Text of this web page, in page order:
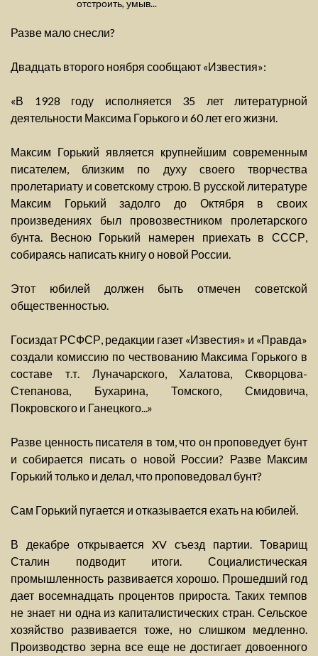
отстроить, умыв...
Разве мало снесли?
Двадцать второго ноября сообщают «Известия»:
«В 1928 году исполняется 35 лет литературной
деятельности Максима Горького и 60 лет его жизни.
Максим Горький является крупнейшим современным
писателем, близким по духу своего творчества
пролетариату и советскому строю. В русской литературе
Максим Горький задолго до Октября в своих
произведениях был провозвестником пролетарского
бунта. Весною Горький намерен приехать в СССР,
собираясь написать книгу о новой России.
Этот юбилей должен быть отмечен советской
общественностью.
Госиздат РСФСР, редакции газет «Известия» и «Правда»
создали комиссию по чествованию Максима Горького в
составе т.т. Луначарского, Халатова, Скворцова-
Степанова, Бухарина, Томского, Смидовича,
Покровского и Ганецкого...»
Разве ценность писателя в том, что он проповедует бунт
и собирается писать о новой России? Разве Максим
Горький только и делал, что проповедовал бунт?
Сам Горький пугается и отказывается ехать на юбилей.
В декабре открывается XV съезд партии. Товарищ
Сталин подводит итоги. Социалистическая
промышленность развивается хорошо. Прошедший год
дает восемнадцать процентов прироста. Таких темпов
не знает ни одна из капиталистических стран. Сельское
хозяйство развивается тоже, но слишком медленно.
Производство зерна все еще не достигает довоенного